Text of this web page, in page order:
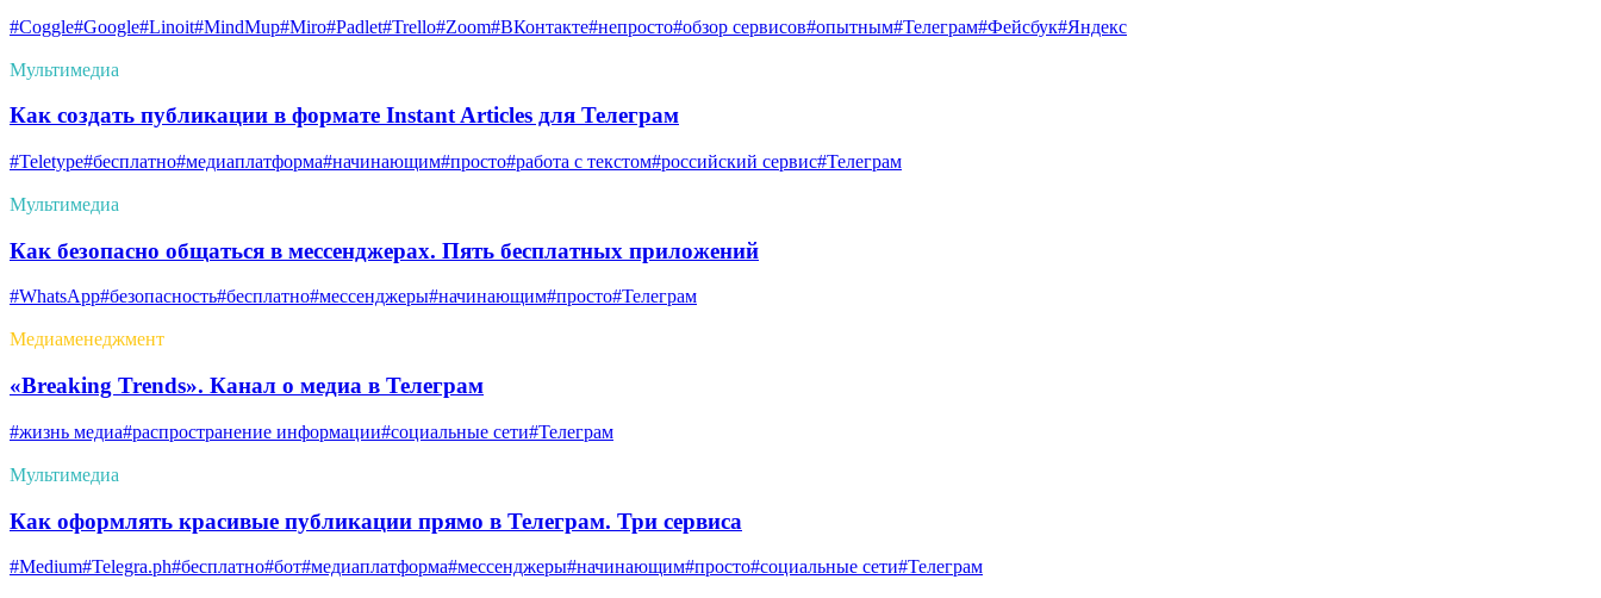
#Coggle#Google#Linoit#MindMup#Miro#Padlet#Trello#Zoom#ВКонтакте#непросто#обзор сервисов#опытным#Телеграм#Фейсбук#Яндекс
Мультимедиа
Как создать публикации в формате Instant Articles для Телеграм
#Teletype#бесплатно#медиаплатформа#начинающим#просто#работа с текстом#российский сервис#Телеграм
Мультимедиа
Как безопасно общаться в мессенджерах. Пять бесплатных приложений
#WhatsApp#безопасность#бесплатно#мессенджеры#начинающим#просто#Телеграм
Медиаменеджмент
«Breaking Trends». Канал о медиа в Телеграм
#жизнь медиа#распространение информации#социальные сети#Телеграм
Мультимедиа
Как оформлять красивые публикации прямо в Телеграм. Три сервиса
#Medium#Telegra.ph#бесплатно#бот#медиаплатформа#мессенджеры#начинающим#просто#социальные сети#Телеграм